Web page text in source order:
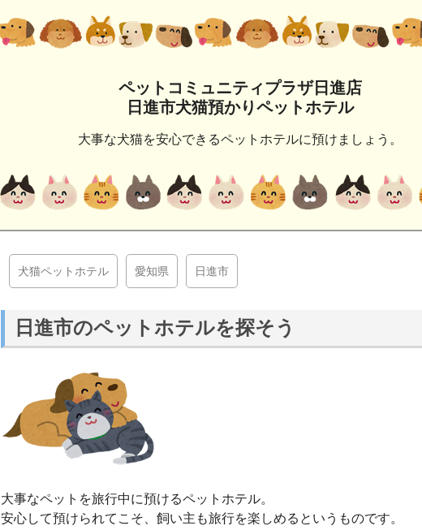
ペットコミュニティプラザ日進店
日進市犬猫預かりペットホテル
大事な犬猫を安心できるペットホテルに預けましょう。
犬猫ペットホテル 愛知県 日進市
日進市のペットホテルを探そう
大事なペットを旅行中に預けるペットホテル。
安心して預けられてこそ、飼い主も旅行を楽しめるというものです。